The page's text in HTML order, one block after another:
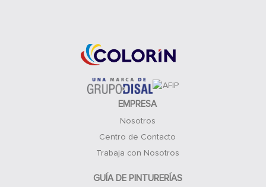
EMPRESA
Nosotros
Centro de Contacto
Trabaja con Nosotros
GUÍA DE PINTURERÍAS